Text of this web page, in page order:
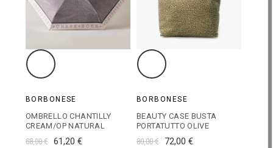
BORBONESE
OMBRELLO CHANTILLY
CREAM/OP NATURAL
68,00 € 61,20 €
BORBONESE
BEAUTY CASE BUSTA
PORTATUTTO OLIVE
80,00 € 72,00 €